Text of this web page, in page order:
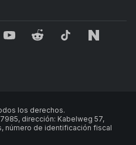
los derechos.
dirección: Kabelweg 57,
número de identificación fiscal